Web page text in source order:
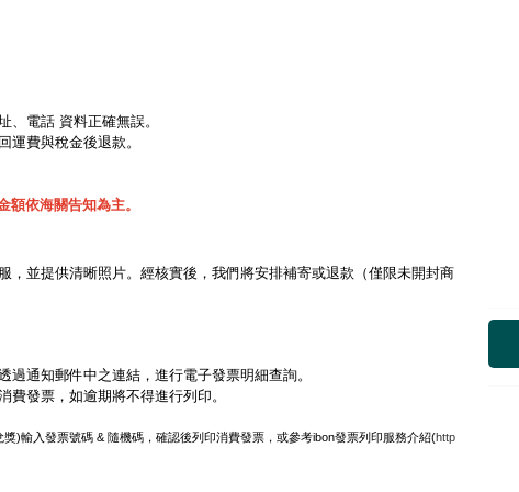
、電話 資料正確無誤。
運費與稅金後退款。
依海關告知為主。
並提供清晰照片。經核實後，我們將安排補寄或退款（僅限未開封商
通知郵件中之連結，進行電子發票明細查詢。
發票，如逾期將不得進行列印。
)輸入發票號碼 & 隨機碼，確認後列印消費發票，或參考ibon發票列印服務介紹(http